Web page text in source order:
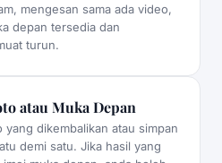
mengesan sama ada video,
depan tersedia dan
turun.
atau Muka Depan
dikembalikan atau simpan
demi satu. Jika hasil yang